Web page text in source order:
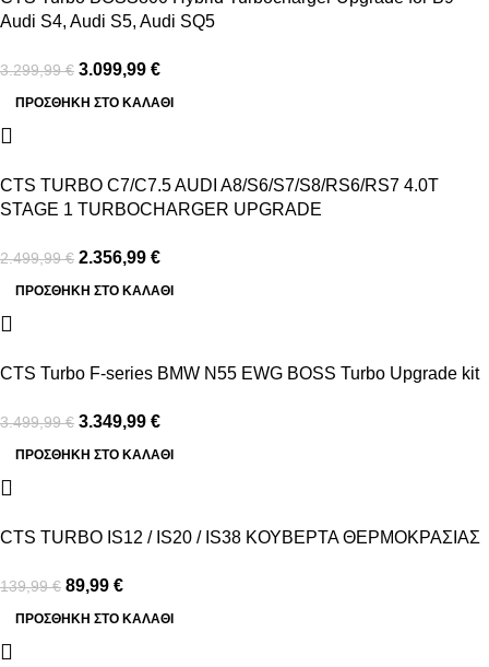
Audi S4, Audi S5, Audi SQ5
3.299,99€ 3.099,99 €
ΠΡΟΣΘΉΚΗ ΣΤΟ ΚΑΛΆΘΙ
CTS TURBO C7/C7.5 AUDI A8/S6/S7/S8/RS6/RS7 4.0T
STAGE 1 TURBOCHARGER UPGRADE
2.499,99€ 2.356,99 €
ΠΡΟΣΘΉΚΗ ΣΤΟ ΚΑΛΆΘΙ
CTS Turbo F-series BMW N55 EWG BOSS Turbo Upgrade kit
3.499,99€ 3.349,99 €
ΠΡΟΣΘΉΚΗ ΣΤΟ ΚΑΛΆΘΙ
CTS TURBO IS12 / IS20 / IS38 ΚΟΥΒΕΡΤΑ ΘΕΡΜΟΚΡΑΣΙΑΣ
139,99€ 89,99 €
ΠΡΟΣΘΉΚΗ ΣΤΟ ΚΑΛΆΘΙ